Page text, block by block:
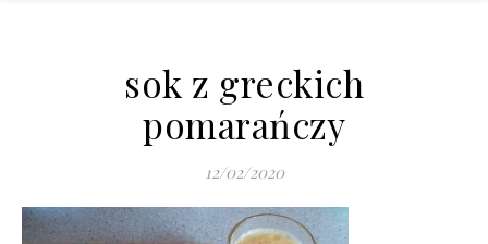
sok z greckich
pomarańczy
12/02/2020